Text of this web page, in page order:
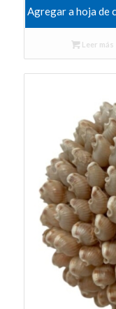
Agregar a hoja de
Leer más